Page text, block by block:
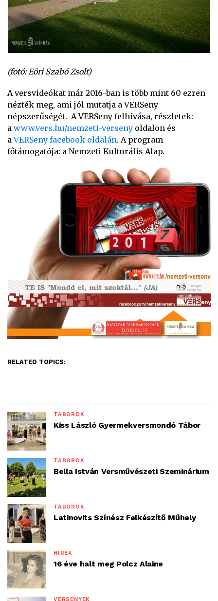
(fotó: Eöri Szabó Zsolt)
A versvideókat már 2016-ban is több mint 60 ezren
nézték meg, ami jól mutatja a VERSeny
népszerűségét. A VERSeny felhívása, részletek:
a www.vers.hu/nemzeti-verseny oldalon és
aVERSeny facebook oldalán. A program
főtámogatója: a Nemzeti Kulturális Alap.
RELATED TOPICS:
TÁBOROK
Kiss László Gyermekversmondó Tábor
TÁBOROK
Bella István Versművészeti Szeminárium
TÁBOROK
Latinovits Színész Felkészítő Műhely
HÍREK
16 éve halt meg Polcz Alaine
VERSENYEK